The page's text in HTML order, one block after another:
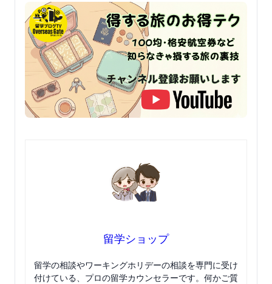
留学ショップ
留学の相談やワーキングホリデーの相談を専門に受け
付けている、プロの留学カウンセラーです。何かご質